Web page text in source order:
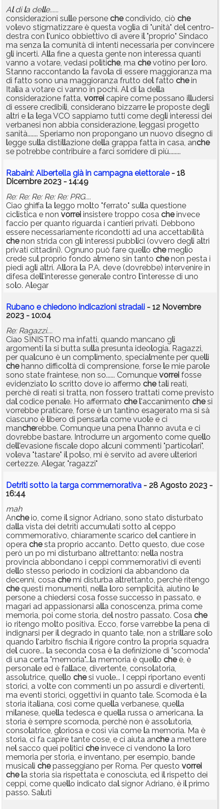
Aldila delle......
considerazioni sulle persone checondivido, ciò che
volevo stigmatizzare è questa voglia di "unità" delcentro-
destra con l'unico obbiettivo di avere il"proprio" Sindaco
ma senza la comunità di intenti necessaria per convincere
gli incerti. Alla fine a questa gente non interessa quanti
vanno a votare, vedasi politiche, ma chevotino per loro.
Stanno raccontando la favola di essere maggioranza ma
di fatto sono una maggioranza frutto delfatto chein
Italia a votare ci vanno in pochi. Aldi la della
considerazione fatta, vorrei capire come possano illudersi
di essere credibili, considerano bizzarre le proposte degli
altri e la lega VCO sappiamo tutti come degli interessi dei
verbanesi non abbia considerazione, leggasi progetto
sanità....... Speriamo non propongano un nuovo disegno di
legge sulla distillazione della grappa fatta in casa, anche
se potrebbe contribuire a farci sorridere di più........
Rabaini: Albertella già in campagna elettorale- 18
Dicembre 2023 - 14:49
Re: Re: Re: Re: Re: PRG....
Ciao ghiffa la leggo molto "ferrato" sulla questione
ciclistica e non vorrei insistere troppo cosa cheinvece
faccio per quanto riguarda i cantieri privati. Debbono
essere necessariamente ricondotti ad una accettabilità
chenon strida con gli interessi pubblici (ovvero degli altri
privati cittadini). Ognuno può fare quello chemeglio
crede sulproprio fondo almeno sin tanto chenon pesta i
piedi agli altri. Allora la P.A. deve (dovrebbe) intervenire in
difesa dell'interesse generale contro l'interesse di uno
solo. Alegar
Rubano e chiedono indicazioni stradali - 12 Novembre
2023 - 10:04
Re: Ragazzi....
Ciao SINISTRO ma infatti, quando mancano gli
argomenti la si butta sulla presunta ideologia. Ragazzi,
per qualcuno è un complimento, specialmente per quelli
chehanno difficoltà di comprensione, forse le mie parole
sono state fraintese, non so...... Comunque vorrei fosse
evidenziato lo scritto dove io affermo chetali reati,
perchè di reati si tratta, non fossero trattati come previsto
dalcodice penale. Ho affermato che l'accanimento chesi
vorrebbe praticare, forse è un tantino esagerato ma si sà
ciascuno è libero di pensarla come vuole e ci
mancherebbe. Comunque una pena l'hanno avuta e ci
dovrebbe bastare. Introdurre un argomento come quello
dell'evasione fiscale dopo alcuni commenti "particolari",
voleva "tastare" ilpolso, mi è servito ad avere ulteriori
certezze. Alegar, "ragazzi"
Detriti sotto la targa commemorativa - 28 Agosto 2023 -
16:44
mah
Ancheio, come ilsignor Adriano, sono stato disturbato
dalla vista dei detriti accumulati sotto alceppo
commemorativo, chiaramente scarico delcantiere in
opera chesta proprio accanto. Detto questo, due cose
però un po mi disturbano altrettanto: nella nostra
provincia abbondano i ceppi commemorativi di eventi
dello stesso periodo in codizioni da abbandono da
decenni, cosa chemi disturba altrettanto, perchè ritengo
chequesti monumenti, nella loro semplicità, aiutino le
persone a chiedersi cosa fosse successo in passato, e
magari ad appassionarsi alla conoscenza, prima come
memoria, poi come storia, delnostro passato. Cosa che
io ritengo molto positiva. Ecco, forse varrebbe la pena di
indignarsi per ildegrado in quanto tale, non a strillare solo
quando l'arbitro fischia ilrigore contro la propria squadra
delcuore... la seconda cosa è la definizione di "scomoda"
di una certa "memoria"...la memoria è quello cheè, è
personale ed è fallace, divertente, consolatoria,
assolutrice, quello chesi vuole... I ceppi riportano eventi
storici, a volte con commenti un po assurdi e divertenti,
ma eventi storici, oggettivi in quanto tale. Scomoda è la
storia italiana, così come quella verbanese, quella
milanese, quella tedesca e quella russa o americana. la
storia è sempre scomoda, perchè non è assolutoria,
consolatrice, gloriosa e così via come la memoria. Ma è
storia, ci fa capire tante cose, e ci aiuta anchea mettere
nelsacco quei politici cheinvece ci vendono la loro
memoria per storia, e inventano, per esempio, bande
musicali chepasseggiano per Roma. Per questo vorrei
che la storia sia rispettata e conosciuta, ed ilrispetto dei
ceppi, come quello indicato dalsignor Adriano, è ilprimo
passo. Saluti